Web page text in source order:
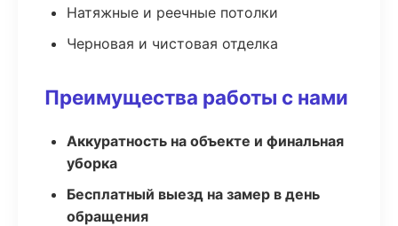
Натяжные и реечные потолки
Черновая и чистовая отделка
Преимущества работы с нами
Аккуратность на объекте и финальная
уборка
Бесплатный выезд на замер в день
обращения